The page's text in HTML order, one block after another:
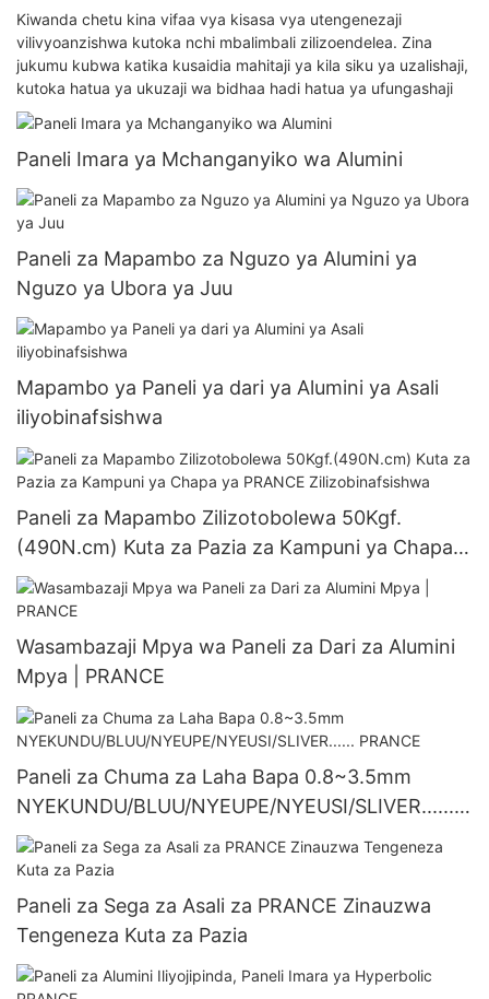
Kiwanda chetu kina vifaa vya kisasa vya utengenezaji
vilivyoanzishwa kutoka nchi mbalimbali zilizoendelea. Zina
jukumu kubwa katika kusaidia mahitaji ya kila siku ya uzalishaji,
kutoka hatua ya ukuzaji wa bidhaa hadi hatua ya ufungashaji
Paneli Imara ya Mchanganyiko wa Alumini
Paneli za Mapambo za Nguzo ya Alumini ya
Nguzo ya Ubora ya Juu
Mapambo ya Paneli ya dari ya Alumini ya Asali
iliyobinafsishwa
Paneli za Mapambo Zilizotobolewa 50Kgf.
(490N.cm) Kuta za Pazia za Kampuni ya Chapa
ya PRANCE Zilizobinafsishwa
Wasambazaji Mpya wa Paneli za Dari za Alumini
Mpya | PRANCE
Paneli za Chuma za Laha Bapa 0.8~3.5mm
NYEKUNDU/BLUU/NYEUPE/NYEUSI/SLIVER......
PRANCE
Paneli za Sega za Asali za PRANCE Zinauzwa
Tengeneza Kuta za Pazia